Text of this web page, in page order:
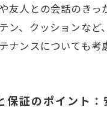
友人との会話のき
ン、クッションな
ナンスについても考
保証のポイント